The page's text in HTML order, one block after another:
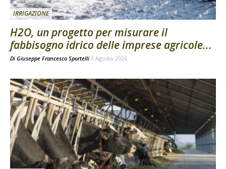
IRRIGAZIONE
H2O, un progetto per misurare il
fabbisogno idrico delle imprese agricole...
Di Giuseppe Francesco Sportelli 3 Agosto 2026